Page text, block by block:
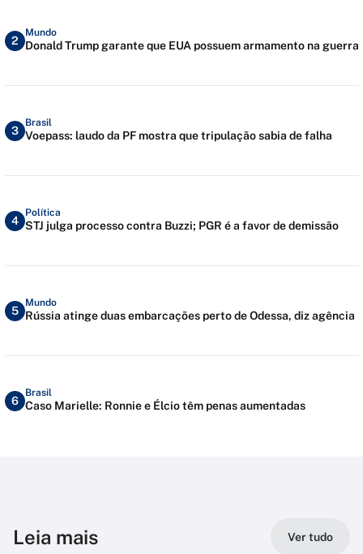
2
Mundo
Donald Trump garante que EUA possuem armamento na guerra
3
Brasil
Voepass: laudo da PF mostra que tripulação sabia de falha
4
Política
STJ julga processo contra Buzzi; PGR é a favor de demissão
5
Mundo
Rússia atinge duas embarcações perto de Odessa, diz agência
6
Brasil
Caso Marielle: Ronnie e Élcio têm penas aumentadas
Leia mais Ver tudo